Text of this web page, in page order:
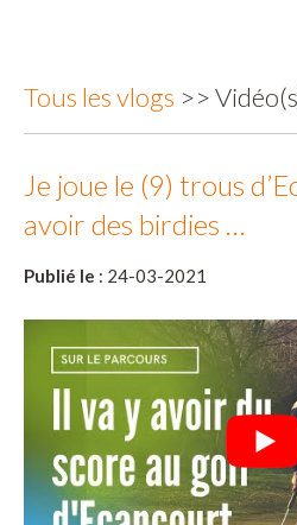
Tous les vlogs >>
Je joue le (9) trous
avoir des birdies …
Publié le : 24-03-2021